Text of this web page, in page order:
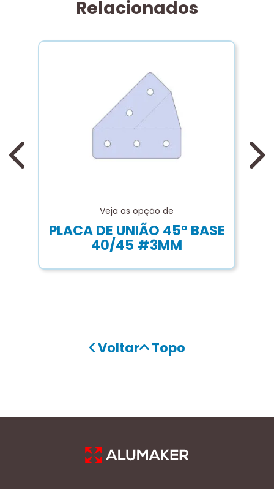
Relacionados
Veja as opção de
PLACA DE UNIÃO 45º BASE
40/45 #3MM
Voltar Topo